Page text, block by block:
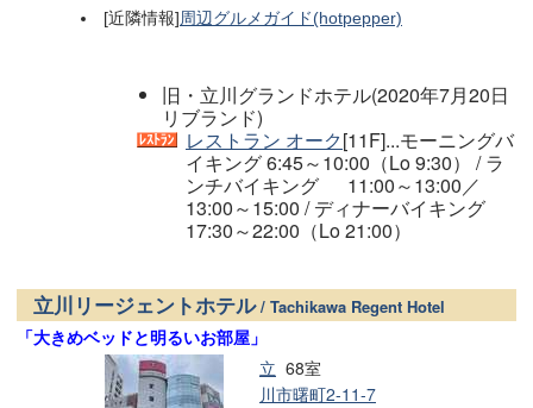
[近隣情報]周辺グルメガイド(hotpepper)
旧・立川グランドホテル(2020年7月20日
リブランド)
レストラン オーク[11F]...モーニングバ
イキング 6:45～10:00（Lo 9:30） / ラ
ンチバイキング 11:00～13:00／
13:00～15:00 / ディナーバイキング
17:30～22:00（Lo 21:00）
立川リージェントホテル/ Tachikawa Regent Hotel
「大きめベッドと明るいお部屋」
68室
立
川市曙町2-11-7